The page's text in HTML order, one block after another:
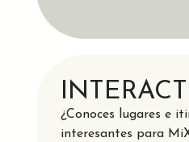
¿Conoces lugares e
interesantes para